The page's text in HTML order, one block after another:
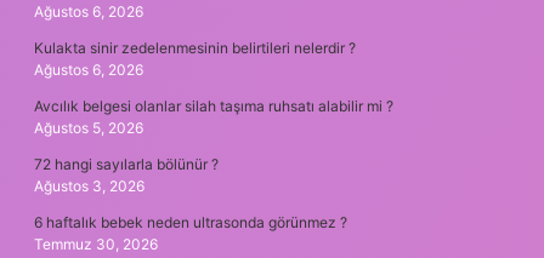
Ağustos 6, 2026
Kulakta sinir zedelenmesinin belirtileri nelerdir ?
Ağustos 6, 2026
Avcılık belgesi olanlar silah taşıma ruhsatı alabilir mi ?
Ağustos 5, 2026
72 hangi sayılarla bölünür ?
Ağustos 3, 2026
6 haftalık bebek neden ultrasonda görünmez ?
Temmuz 30, 2026